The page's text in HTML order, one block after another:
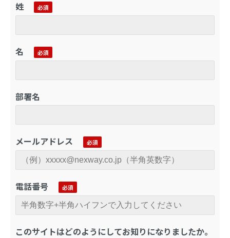
姓
名
部署名
メールアドレス
電話番号
このサイトはどのようにしてお知りになりましたか。